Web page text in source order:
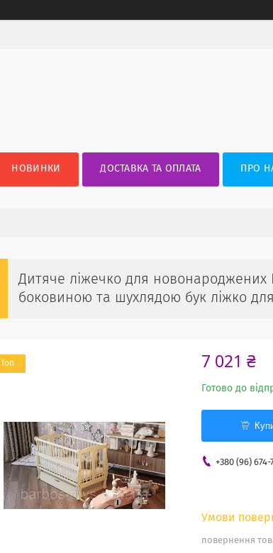
НОВИНКИ ДОСТАВКА ТА ОПЛАТА ПРО
Дитяче ліжечко для новонароджених
боковиною та шухлядою бук ліжко
Топ 7 021 ₴
Готово до
+380 (96) 674-
повернення